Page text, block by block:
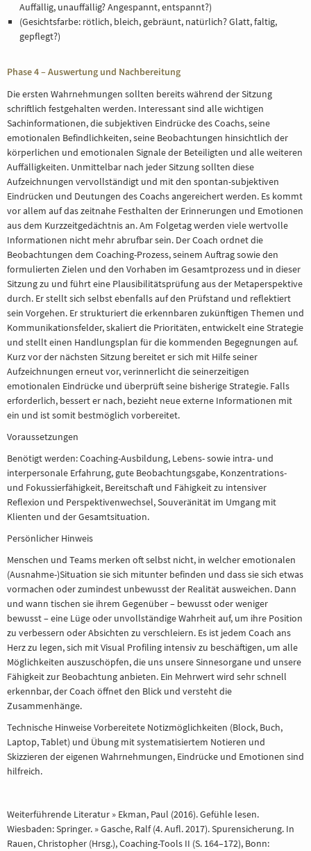
Auffällig, unauffällig? Angespannt, entspannt?)
(Gesichtsfarbe: rötlich, bleich, gebräunt, natürlich? Glatt, faltig,
gepflegt?)
Phase 4 – Auswertung und Nachbereitung
Die ersten Wahrnehmungen sollten bereits während der Sitzung
schriftlich festgehalten werden. Interessant sind alle wichtigen
Sachinformationen, die subjektiven Eindrücke des Coachs, seine
emotionalen Befindlichkeiten, seine Beobachtungen hinsichtlich der
körperlichen und emotionalen Signale der Beteiligten und alle weiteren
Auffälligkeiten. Unmittelbar nach jeder Sitzung sollten diese
Aufzeichnungen vervollständigt und mit den spontan-subjektiven
Eindrücken und Deutungen des Coachs angereichert werden. Es kommt
vor allem auf das zeitnahe Festhalten der Erinnerungen und Emotionen
aus dem Kurzzeitgedächtnis an. Am Folgetag werden viele wertvolle
Informationen nicht mehr abrufbar sein. Der Coach ordnet die
Beobachtungen dem Coaching-Prozess, seinem Auftrag sowie den
formulierten Zielen und den Vorhaben im Gesamtprozess und in dieser
Sitzung zu und führt eine Plausibilitätsprüfung aus der Metaperspektive
durch. Er stellt sich selbst ebenfalls auf den Prüfstand und reflektiert
sein Vorgehen. Er strukturiert die erkennbaren zukünftigen Themen und
Kommunikationsfelder, skaliert die Prioritäten, entwickelt eine Strategie
und stellt einen Handlungsplan für die kommenden Begegnungen auf.
Kurz vor der nächsten Sitzung bereitet er sich mit Hilfe seiner
Aufzeichnungen erneut vor, verinnerlicht die seinerzeitigen
emotionalen Eindrücke und überprüft seine bisherige Strategie. Falls
erforderlich, bessert er nach, bezieht neue externe Informationen mit
ein und ist somit bestmöglich vorbereitet.
Voraussetzungen
Benötigt werden: Coaching-Ausbildung, Lebens- sowie intra- und
interpersonale Erfahrung, gute Beobachtungsgabe, Konzentrations-
und Fokussierfähigkeit, Bereitschaft und Fähigkeit zu intensiver
Reflexion und Perspektivenwechsel, Souveränität im Umgang mit
Klienten und der Gesamtsituation.
Persönlicher Hinweis
Menschen und Teams merken oft selbst nicht, in welcher emotionalen
(Ausnahme-)Situation sie sich mitunter befinden und dass sie sich etwas
vormachen oder zumindest unbewusst der Realität ausweichen. Dann
und wann tischen sie ihrem Gegenüber – bewusst oder weniger
bewusst – eine Lüge oder unvollständige Wahrheit auf, um ihre Position
zu verbessern oder Absichten zu verschleiern. Es ist jedem Coach ans
Herz zu legen, sich mit Visual Profiling intensiv zu beschäftigen, um alle
Möglichkeiten auszuschöpfen, die uns unsere Sinnesorgane und unsere
Fähigkeit zur Beobachtung anbieten. Ein Mehrwert wird sehr schnell
erkennbar, der Coach öffnet den Blick und versteht die
Zusammenhänge.
Technische Hinweise Vorbereitete Notizmöglichkeiten (Block, Buch,
Laptop, Tablet) und Übung mit systematisiertem Notieren und
Skizzieren der eigenen Wahrnehmungen, Eindrücke und Emotionen sind
hilfreich.
Weiterführende Literatur » Ekman, Paul (2016). Gefühle lesen.
Wiesbaden: Springer. » Gasche, Ralf (4. Aufl. 2017). Spurensicherung. In
Rauen, Christopher (Hrsg.), Coaching-Tools II (S. 164–172), Bonn: